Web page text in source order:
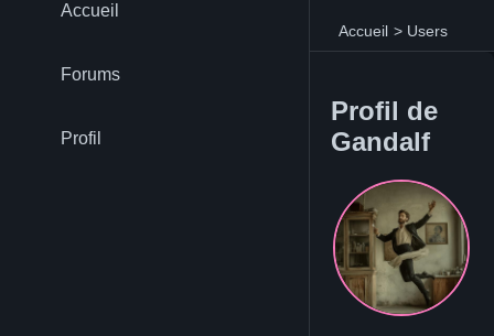
Accueil > Users
Accueil
Forums
Profil
Profil de
Gandalf